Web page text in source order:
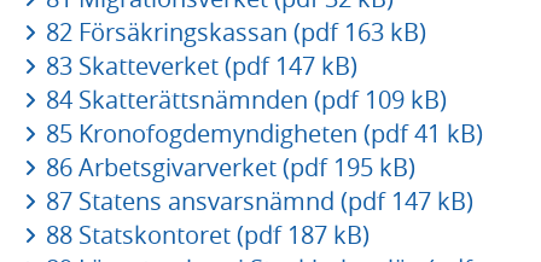
82 Försäkringskassan (pdf 163 kB)
83 Skatteverket (pdf 147 kB)
84 Skatterättsnämnden (pdf 109 kB)
85 Kronofogdemyndigheten (pdf 41 kB)
86 Arbetsgivarverket (pdf 195 kB)
87 Statens ansvarsnämnd (pdf 147 kB)
88 Statskontoret (pdf 187 kB)